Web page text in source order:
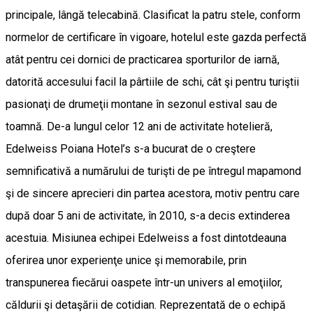
principale, lângă telecabină. Clasificat la patru stele, conform
normelor de certificare în vigoare, hotelul este gazda perfectă
atât pentru cei dornici de practicarea sporturilor de iarnă,
datorită accesului facil la pârtiile de schi, cât şi pentru turiştii
pasionaţi de drumeţii montane în sezonul estival sau de
toamnă. De-a lungul celor 12 ani de activitate hotelieră,
Edelweiss Poiana Hotel’s s-a bucurat de o creştere
semnificativă a numărului de turişti de pe întregul mapamond
şi de sincere aprecieri din partea acestora, motiv pentru care
după doar 5 ani de activitate, în 2010, s-a decis extinderea
acestuia. Misiunea echipei Edelweiss a fost dintotdeauna
oferirea unor experienţe unice şi memorabile, prin
transpunerea fiecărui oaspete într-un univers al emoţiilor,
căldurii şi detaşării de cotidian. Reprezentată de o echipă